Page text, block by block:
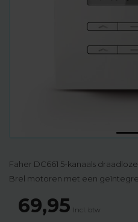
Faher DC661 5-kanaals
Brel motoren met een
69,95 Incl. btw